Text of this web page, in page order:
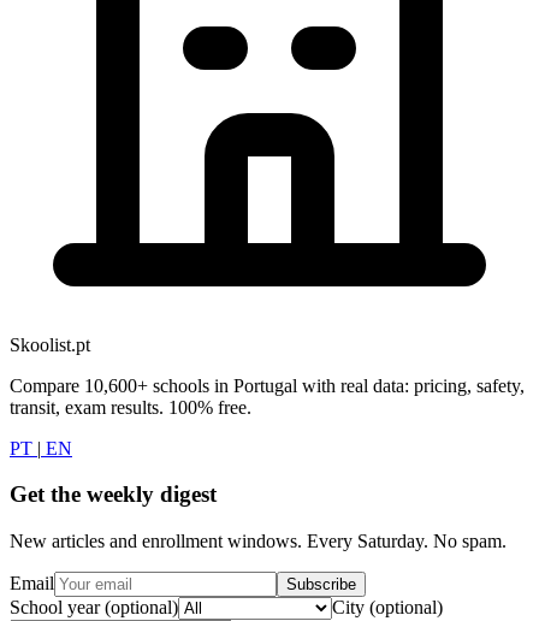
Skoolist.pt
Compare 10,600+ schools in Portugal with real data: pricing, safety,
transit, exam results. 100% free.
PT | EN
Get the weekly digest
New articles and enrollment windows. Every Saturday. No spam.
Email Subscribe
School year (optional) City (optional)